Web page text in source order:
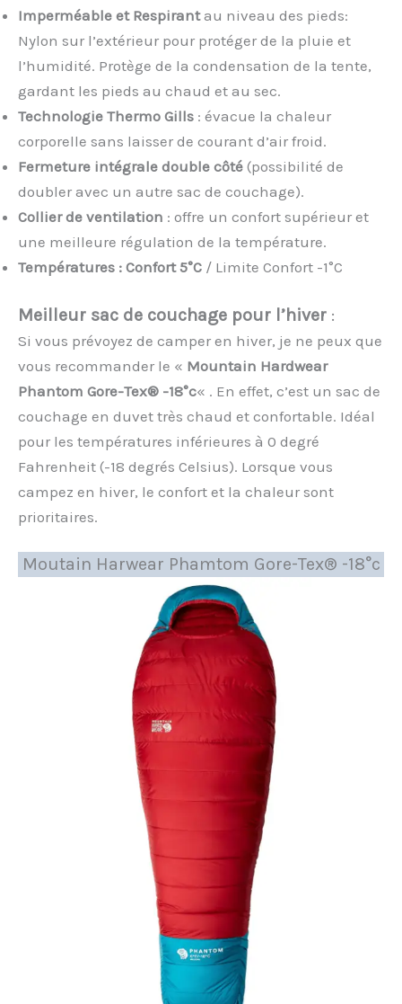
Imperméable et Respirantau niveau des pieds:
Nylon sur l’extérieur pour protéger de la pluie et
l’humidité. Protège de la condensation de la tente,
gardant les pieds au chaud et au sec.
Technologie Thermo Gills : évacue la chaleur
corporelle sans laisser de courant d’air froid.
Fermeture intégrale double côté (possibilité de
doubler avec un autre sac de couchage).
Collier de ventilation : offre un confort supérieur et
une meilleure régulation de la température.
Températures : Confort 5°C / Limite Confort -1°C
Meilleur sac de couchage pour l’hiver :
Si vous prévoyez de camper en hiver, je ne peux que
vous recommander le « Mountain Hardwear
Phantom Gore-Tex® -18°c« . En effet, c’est un sac de
couchage en duvet très chaud et confortable. Idéal
pour les températures inférieures à 0 degré
Fahrenheit (-18 degrés Celsius). Lorsque vous
campez en hiver, le confort et la chaleur sont
prioritaires.
Moutain Harwear Phamtom Gore-Tex® -18°c